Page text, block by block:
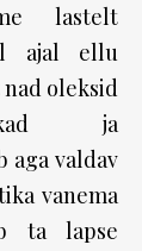
lastelt
ajal ellu
oleksid
ja
aga valdav
vanema
ta lapse